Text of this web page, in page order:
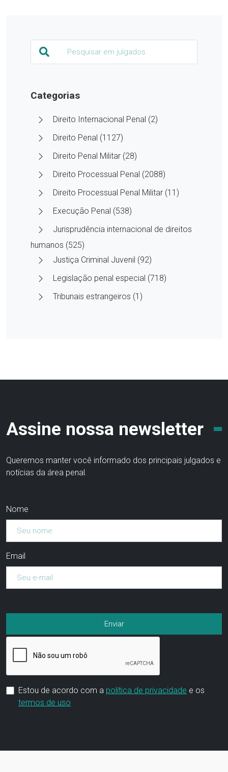
Categorias
Direito Internacional Penal (2)
Direito Penal (1127)
Direito Penal Militar (28)
Direito Processual Penal (2088)
Direito Processual Penal Militar (11)
Execução Penal (538)
Jurisprudência internacional de direitos
humanos (525)
Justiça Criminal Juvenil (92)
Legislação penal especial (718)
Tribunais estrangeiros (1)
Assine nossa newsletter
Queremos manter você informado dos principais julgados e
notícias da área penal.
Nome
Email
Estou de acordo com a política de privacidade e os
termos de uso